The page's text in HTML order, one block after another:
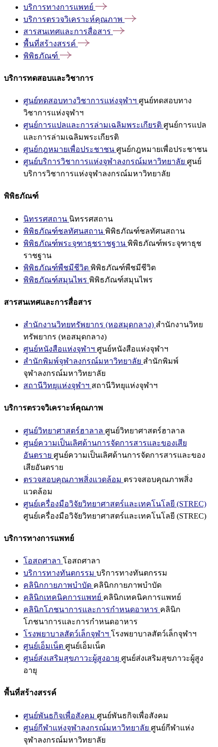
บริการทางการแพทย์
บริการตรวจวิเคราะห์คุณภาพ
สารสนเทศและการสื่อสาร
พื้นที่สร้างสรรค์
พิพิธภัณฑ์
บริการทดสอบและวิชาการ
ศูนย์ทดสอบทางวิชาการแห่งจุฬาฯ ศูนย์ทดสอบทาง
วิชาการแห่งจุฬาฯ
ศูนย์การแปลและการล่ามเฉลิมพระเกียรติ ศูนย์การแปล
และการล่ามเฉลิมพระเกียรติ
ศูนย์กฎหมายเพื่อประชาชน ศูนย์กฎหมายเพื่อประชาชน
ศูนย์บริการวิชาการแห่งจุฬาลงกรณ์มหาวิทยาลัย ศูนย์
บริการวิชาการแห่งจุฬาลงกรณ์มหาวิทยาลัย
พิพิธภัณฑ์
นิทรรศสถาน นิทรรศสถาน
พิพิธภัณฑ์ชลทัศนสถาน พิพิธภัณฑ์ชลทัศนสถาน
พิพิธภัณฑ์พระจุฑาธุชราชฐาน พิพิธภัณฑ์พระจุฑาธุช
ราชฐาน
พิพิธภัณฑ์พืชมีชีวิต พิพิธภัณฑ์พืชมีชีวิต
พิพิธภัณฑ์สมุนไพร พิพิธภัณฑ์สมุนไพร
สารสนเทศและการสื่อสาร
สำนักงานวิทยทรัพยากร (หอสมุดกลาง) สำนักงานวิทย
ทรัพยากร (หอสมุดกลาง)
ศูนย์หนังสือแห่งจุฬาฯ ศูนย์หนังสือแห่งจุฬาฯ
สำนักพิมพ์จุฬาลงกรณ์มหาวิทยาลัย สำนักพิมพ์
จุฬาลงกรณ์มหาวิทยาลัย
สถานีวิทยุแห่งจุฬาฯ สถานีวิทยุแห่งจุฬาฯ
บริการตรวจวิเคราะห์คุณภาพ
ศูนย์วิทยาศาสตร์ฮาลาล ศูนย์วิทยาศาสตร์ฮาลาล
ศูนย์ความเป็นเลิศด้านการจัดการสารและของเสีย
อันตราย ศูนย์ความเป็นเลิศด้านการจัดการสารและของ
เสียอันตราย
ตรวจสอบคุณภาพสิ่งแวดล้อม ตรวจสอบคุณภาพสิ่ง
แวดล้อม
ศูนย์เครื่องมือวิจัยวิทยาศาสตร์และเทคโนโลยี (STREC)
ศูนย์เครื่องมือวิจัยวิทยาศาสตร์และเทคโนโลยี (STREC)
บริการทางการแพทย์
โอสถศาลา โอสถศาลา
บริการทางทันตกรรม บริการทางทันตกรรม
คลินิกกายภาพบำบัด คลินิกกายภาพบำบัด
คลินิกเทคนิคการแพทย์ คลินิกเทคนิคการแพทย์
คลินิกโภชนาการและการกำหนดอาหาร คลินิก
โภชนาการและการกำหนดอาหาร
โรงพยาบาลสัตว์เล็กจุฬาฯ โรงพยาบาลสัตว์เล็กจุฬาฯ
ศูนย์เอ็มเน็ต ศูนย์เอ็มเน็ต
ศูนย์ส่งเสริมสุขภาวะผู้สูงอายุ ศูนย์ส่งเสริมสุขภาวะผู้สูง
อายุ
พื้นที่สร้างสรรค์
ศูนย์พันธกิจเพื่อสังคม ศูนย์พันธกิจเพื่อสังคม
ศูนย์กีฬาแห่งจุฬาลงกรณ์มหาวิทยาลัย ศูนย์กีฬาแห่ง
จุฬาลงกรณ์มหาวิทยาลัย